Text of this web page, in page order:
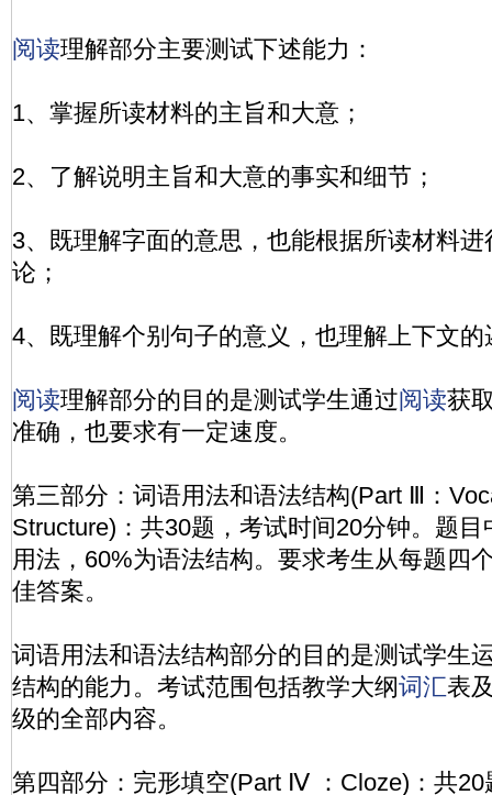
阅读理解部分主要测试下述能力：
1、掌握所读材料的主旨和大意；
2、了解说明主旨和大意的事实和细节；
3、既理解字面的意思，也能根据所读材料
论；
4、既理解个别句子的意义，也理解上下文的
阅读理解部分的目的是测试学生通过阅读获
准确，也要求有一定速度。
第三部分：词语用法和语法结构(Part Ⅲ：
Structure)：共30题，考试时间20分钟。题
用法，60%为语法结构。要求考生从每题四
佳答案。
词语用法和语法结构部分的目的是测试学生
结构的能力。考试范围包括教学大纲词汇表
级的全部内容。
第四部分：完形填空(Part Ⅳ ：Cloze)：共20